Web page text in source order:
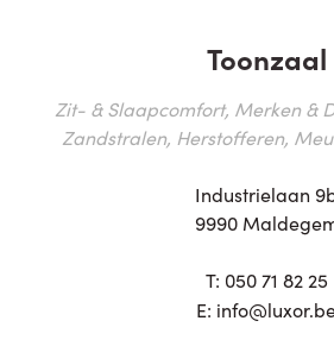
Toonzaal
Zit- & Slaapcomfort, Merken &
Zandstralen, Herstofferen,
Industrielaan
9990
T: 050 71 82 25
E: